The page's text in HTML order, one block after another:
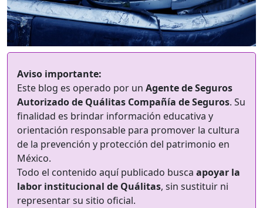
Aviso importante:
Este blog es operado por un Agente de Seguros
Autorizado de Quálitas Compañía de Seguros. Su
finalidad es brindar información educativa y
orientación responsable para promover la cultura
de la prevención y protección del patrimonio en
México.
Todo el contenido aquí publicado busca apoyar la
labor institucional de Quálitas, sin sustituir ni
representar su sitio oficial.